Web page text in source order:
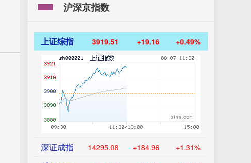
沪深京指数
上证综指 3919.51 +19.16 +0.49%
深证成指 14295.08 +184.96 +1.31%